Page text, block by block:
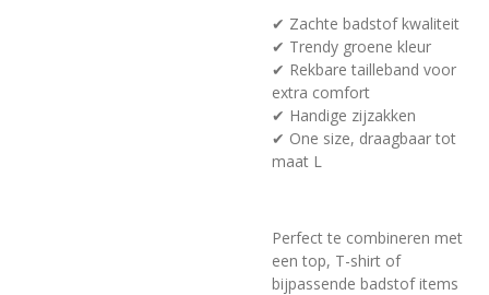
✔ Zachte badstof kwaliteit
✔ Trendy groene kleur
✔ Rekbare tailleband voor
extra comfort
✔ Handige zijzakken
✔ One size, draagbaar tot
maat L
Perfect te combineren met
een top, T-shirt of
bijpassende badstof items